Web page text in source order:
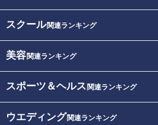
スクール関連ランキング
美容関連ランキング
スポーツ＆ヘルス 関連ランキング
ウエディング関連ランキング